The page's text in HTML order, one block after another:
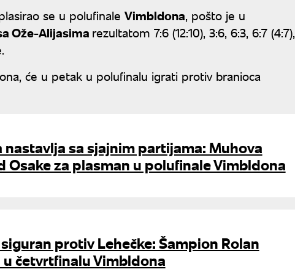
se u polufinale Vimbldona, pošto je u
Ože-Alijasima rezultatom 7:6 (12:10), 3:6, 6:3, 6:7 (4:7),
će u petak u polufinalu igrati protiv branioca
nastavlja sa sjajnim partijama: Muhova
Osake za plasman u polufinale Vimbldona
protiv Lehečke: Šampion Rolan
u četvrtfinalu Vimbldona